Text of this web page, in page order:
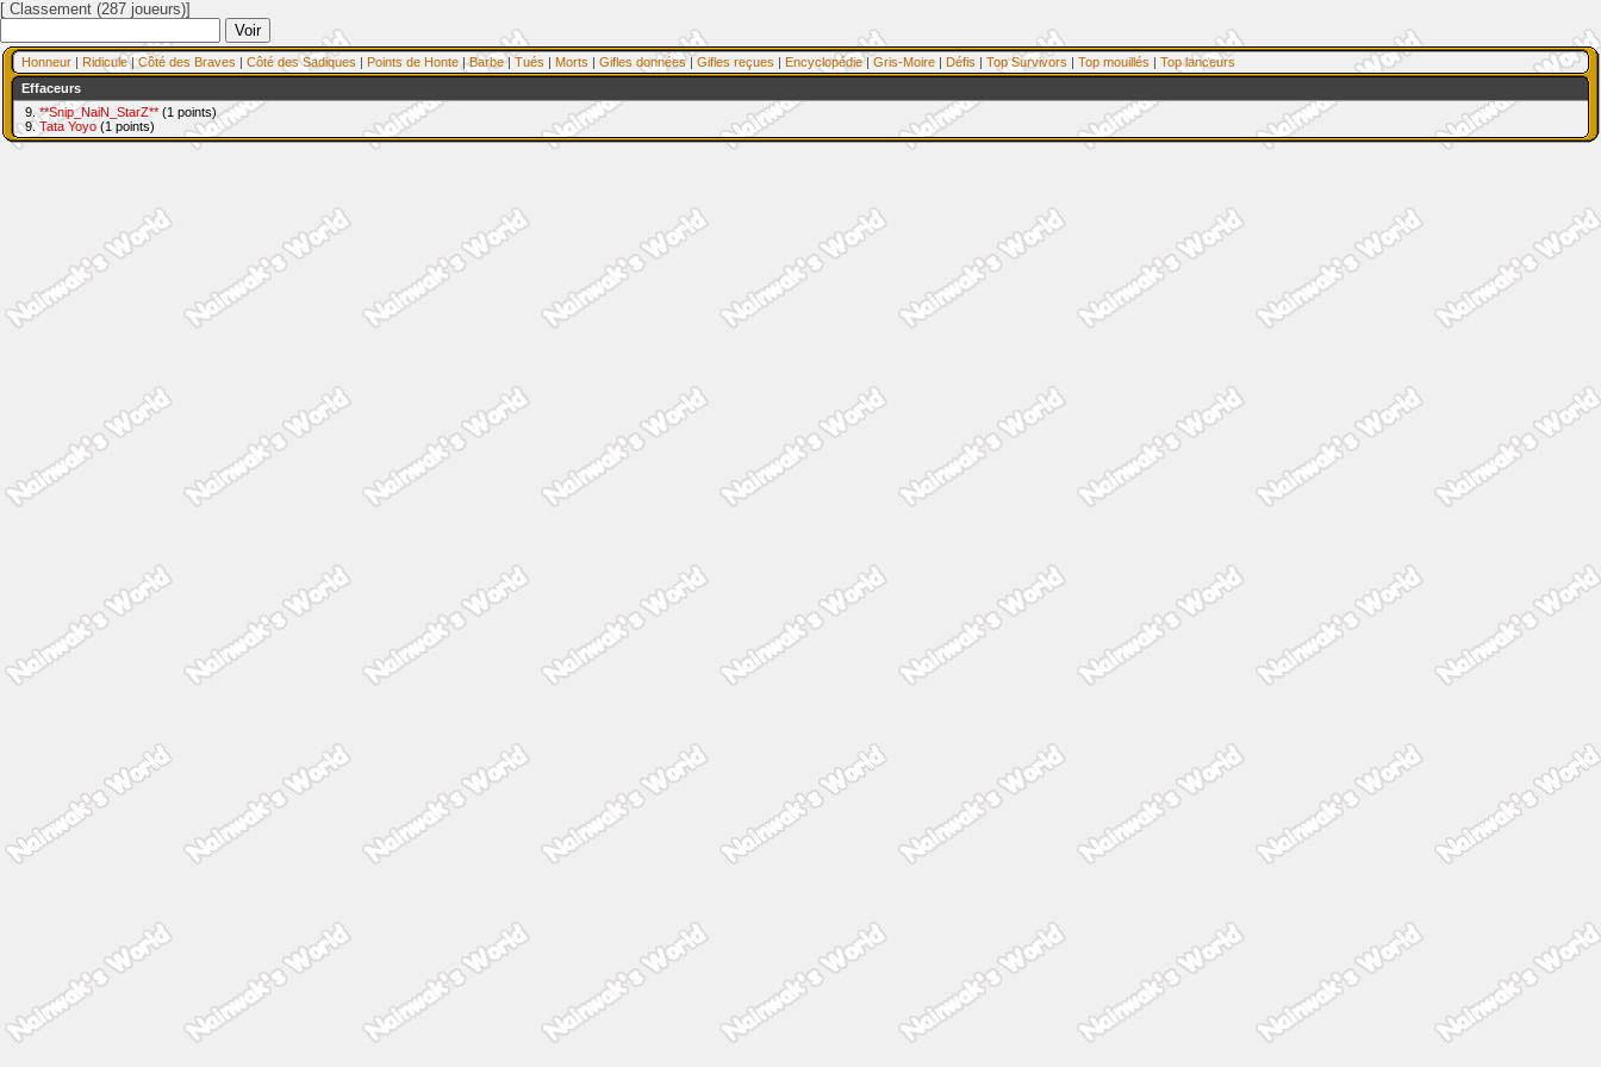
[ Classement (287 joueurs)]
Honneur | Ridicule|Côté des Braves | Côté des Sadiques | Points de Honte |Barbe| Tués | Morts | Gifles données | Gifles reçues | Encyclopédie| Gris-Moire | Défis | Top Survivors | Top mouillés | Top lanceurs
Effaceurs
9. **Snip_NaiN_StarZ** (1 points)
9.Tata Yoyo (1 points)